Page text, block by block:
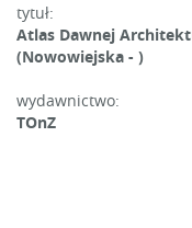
tytuł:
Atlas Dawnej
(Nowowiejska - )
wydawnictwo:
TOnZ